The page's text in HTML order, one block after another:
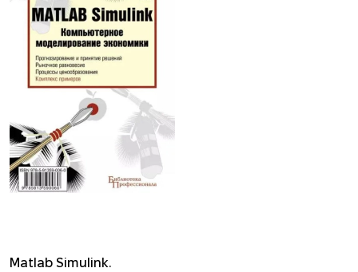
Matlab Simulink.